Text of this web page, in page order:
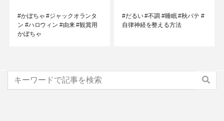
#かぼちゃ #ジャックオランタ
ン #ハロウィン #由来 #観賞用
かぼちゃ
#だるい #不調 #睡眠 #秋バテ #
自律神経を整える方法